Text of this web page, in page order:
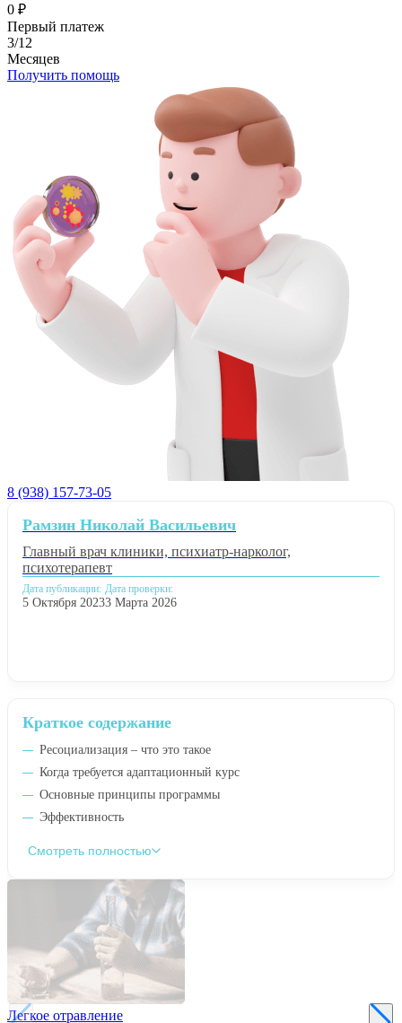
0 ₽
Первый платеж
3/12
Месяцев
Получить помощь
8 (938) 157-73-05
Краткое содержание
Ресоциализация – что это такое
Когда требуется адаптационный курс
Основные принципы программы
Эффективность
Смотреть полностью
Рамзин Николай Васильевич
Главный врач клиники, психиатр-нарколог,
психотерапевт
Дата публикации:
5 Октября 2023
Дата проверки:
3 Марта 2026
Легкое отравление